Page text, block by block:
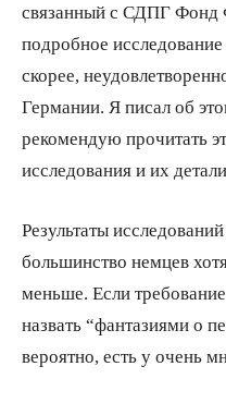
связанный с СДПГ Фонд
подробное исследование
скорее,
Германии. Я писал об
рекомендую прочитать
исследования и их
Результаты
большинство немцев
меньше. Если
назвать “фантазиями о
вероятно, есть у очень